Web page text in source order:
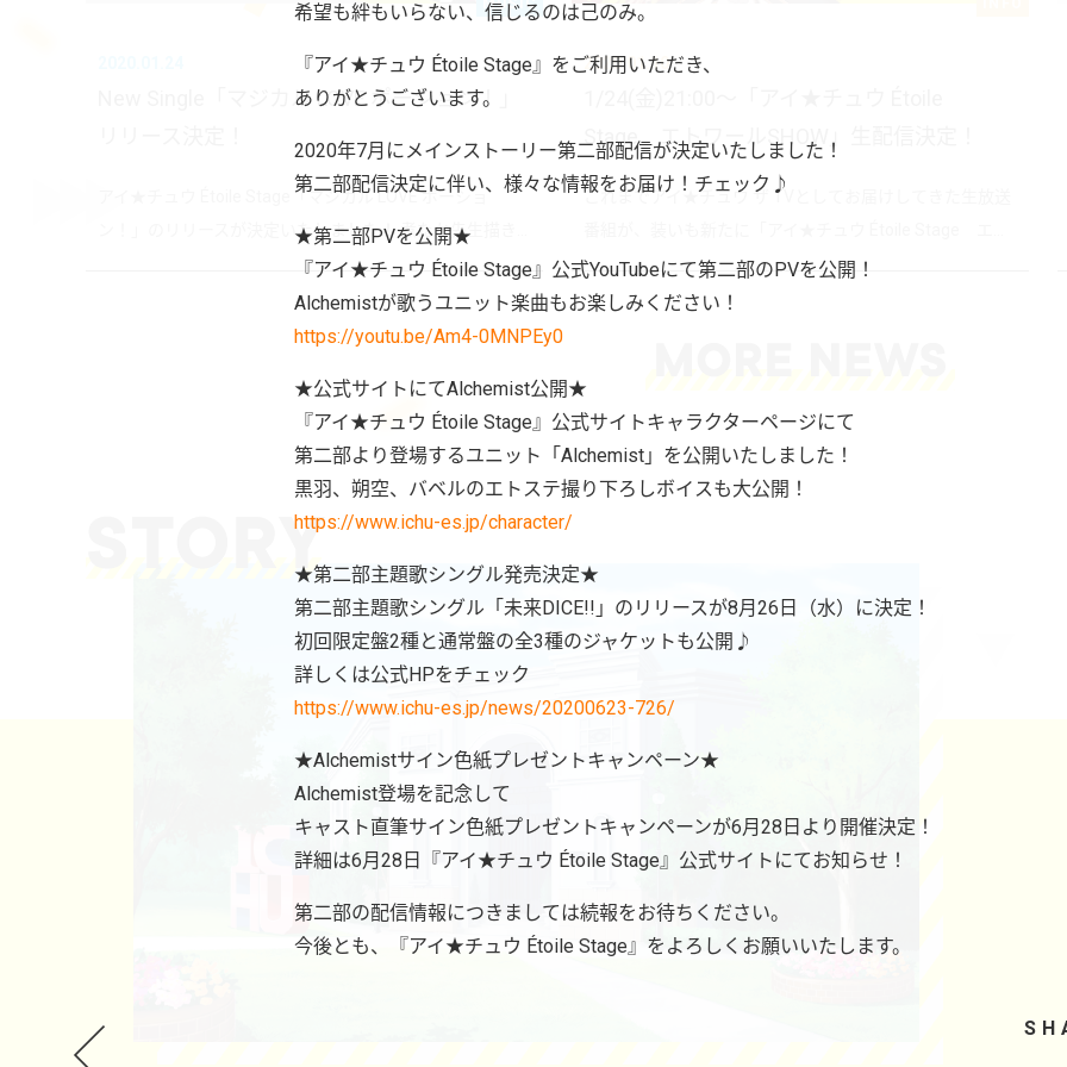
希望も絆もいらない、信じるのは己のみ。
『アイ★チュウ Étoile Stage』をご利用いただき、
ありがとうございます。
2020年7月にメインストーリー第二部配信が決定いたしました！
第二部配信決定に伴い、様々な情報をお届け！チェック♪
★第二部PVを公開★
『アイ★チュウ Étoile Stage』公式YouTubeにて第二部のPVを公開！
Alchemistが歌うユニット楽曲もお楽しみください！
https://youtu.be/Am4-0MNPEy0
★公式サイトにてAlchemist公開★
『アイ★チュウ Étoile Stage』公式サイトキャラクターページにて
第二部より登場するユニット「Alchemist」を公開いたしました！
黒羽、朔空、バベルのエトステ撮り下ろしボイスも大公開！
https://www.ichu-es.jp/character/
★第二部主題歌シングル発売決定★
第二部主題歌シングル「未来DICE!!」のリリースが8月26日（水）に決定！
初回限定盤2種と通常盤の全3種のジャケットも公開♪
詳しくは公式HPをチェック
https://www.ichu-es.jp/news/20200623-726/
★Alchemistサイン色紙プレゼントキャンペーン★
Alchemist登場を記念して
キャスト直筆サイン色紙プレゼントキャンペーンが6月28日より開催決定！
詳細は6月28日『アイ★チュウ Étoile Stage』公式サイトにてお知らせ！
第二部の配信情報につきましては続報をお待ちください。
今後とも、『アイ★チュウ Étoile Stage』をよろしくお願いいたします。
MUSIC
New Single「マジカル LOVE ポーション！」
アイ★チュウ Étoile Stage「マジカル LOVE ポーショ
ン！」のリリースが決定いたしました！ 煮たか先生描き...
2020.01.10
Stage エトワールSHOW」生配信決定！
これまでアイ★チュウ ザ TVとしてお届けしてきた生放送